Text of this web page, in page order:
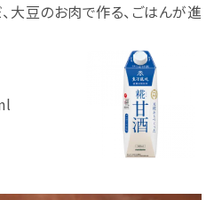
豆のお肉で作る、ごはんが進